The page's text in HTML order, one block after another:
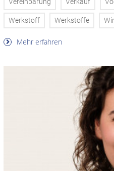
Vereinbarung Verkauf
Werkstoff Werkstoffe
Mehr erfahren